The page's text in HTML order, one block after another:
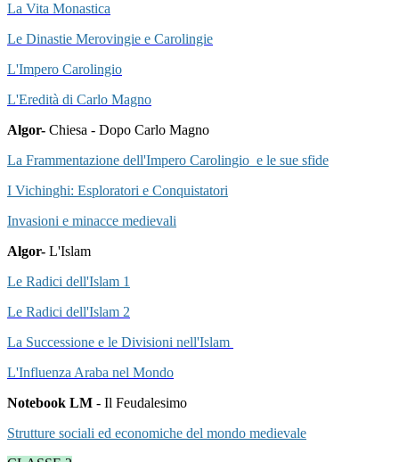
La Vita Monastica
Le Dinastie Merovingie e Carolingie
L'Impero Carolingio
L'Eredità di Carlo Magno
Algor- Chiesa - Dopo Carlo Magno
La Frammentazione dell'Impero Carolingio e le sue sfide
I Vichinghi: Esploratori e Conquistatori
Invasioni e minacce medievali
Algor- L'Islam
Le Radici dell'Islam 1
Le Radici dell'Islam 2
La Successione e le Divisioni nell'Islam
L'Influenza Araba nel Mondo
Notebook LM - Il Feudalesimo
Strutture sociali ed economiche del mondo medievale